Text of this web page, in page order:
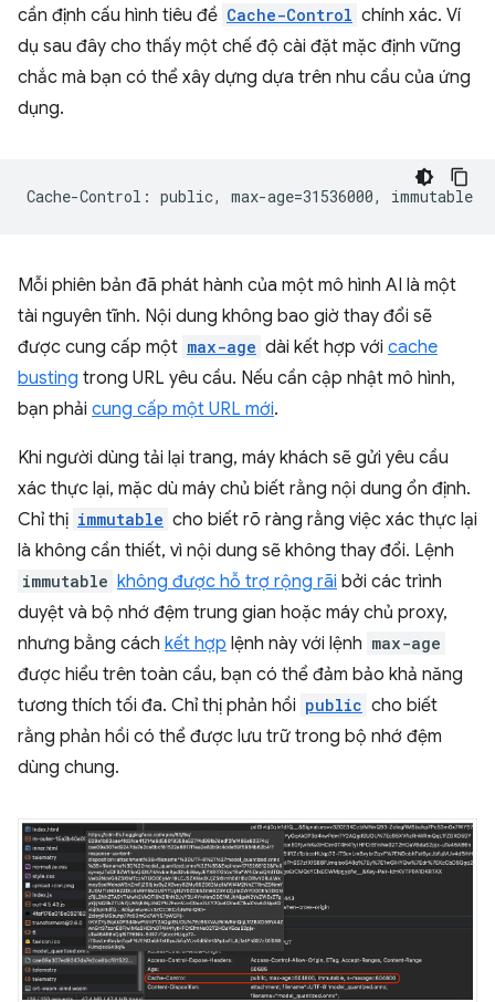
cần định cấu hình tiêu đề Cache-Control chính xác. Ví
dụ sau đây cho thấy một chế độ cài đặt mặc định vững
chắc mà bạn có thể xây dựng dựa trên nhu cầu của ứng
dụng.
Mỗi phiên bản đã phát hành của một mô hình AI là một
tài nguyên tĩnh. Nội dung không bao giờ thay đổi sẽ
được cung cấp một max-age dài kết hợp với cache
busting trong URL yêu cầu. Nếu cần cập nhật mô hình,
bạn phải cung cấp một URL mới.
Khi người dùng tải lại trang, máy khách sẽ gửi yêu cầu
xác thực lại, mặc dù máy chủ biết rằng nội dung ổn định.
Chỉ thị immutable cho biết rõ ràng rằng việc xác thực lại
là không cần thiết, vì nội dung sẽ không thay đổi. Lệnh
immutable không được hỗ trợ rộng rãi bởi các trình
duyệt và bộ nhớ đệm trung gian hoặc máy chủ proxy,
nhưng bằng cách kết hợp lệnh này với lệnh max-age
được hiểu trên toàn cầu, bạn có thể đảm bảo khả năng
tương thích tối đa. Chỉ thị phản hồi public cho biết
rằng phản hồi có thể được lưu trữ trong bộ nhớ đệm
dùng chung.